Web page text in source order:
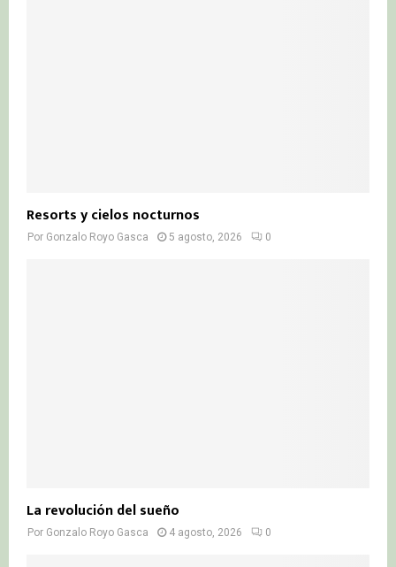
Resorts y cielos nocturnos
Por Gonzalo Royo Gasca 5 agosto, 2026 0
La revolución del sueño
Por Gonzalo Royo Gasca 4 agosto, 2026 0